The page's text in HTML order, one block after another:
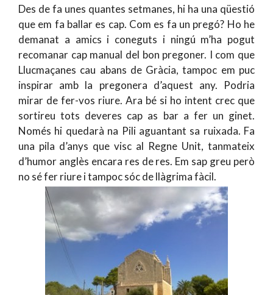
Des de fa unes quantes setmanes, hi ha una qüestió
que em fa ballar es cap. Com es fa un pregó? Ho he
demanat a amics i coneguts i ningú m’ha pogut
recomanar cap manual del bon pregoner. I com que
Llucmaçanes cau abans de Gràcia, tampoc em puc
inspirar amb la pregonera d’aquest any. Podria
mirar de fer-vos riure. Ara bé si ho intent crec que
sortireu tots deveres cap as bar a fer un ginet.
Només hi quedarà na Pili aguantant sa ruixada. Fa
una pila d’anys que visc al Regne Unit, tanmateix
d’humor anglès encara res de res. Em sap greu però
no sé fer riure i tampoc sóc de llàgrima fàcil.